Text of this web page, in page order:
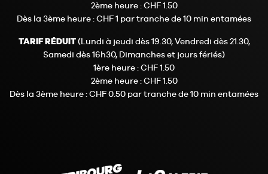
2ème heure : CHF 1.50
Dès la 3ème heure : CHF 1 par tranche de 10 min entamées
TARIF RÉDUIT(Lundi à jeudi dès 19.30, Vendredi dès 21.30,
Samedi dès 16h30, Dimanches et jours fériés)
1ère heure : CHF 1.50
2ème heure : CHF 1.50
Dès la 3ème heure : CHF 0.50 par tranche de 10 min entamées